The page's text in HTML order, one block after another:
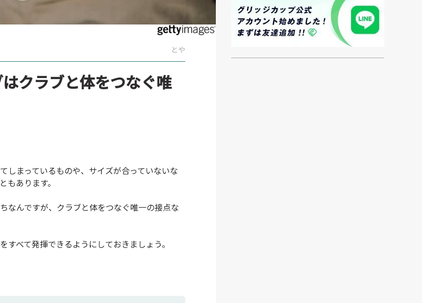
とや
クラブと体をつなぐ唯
しまっているものや、サイズが合っていないな
もあります。
なんですが、クラブと体をつなぐ唯一の接点な
べて発揮できるようにしておきましょう。